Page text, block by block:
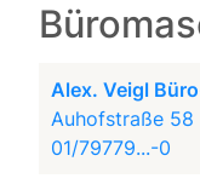
Alex. Veigl
Auhofstraße 58
01/79779...-0